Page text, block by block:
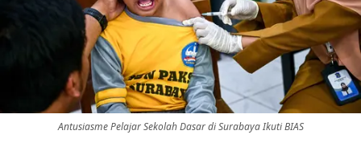
Antusiasme Pelajar Sekolah Dasar di Surabaya Ikuti BIAS